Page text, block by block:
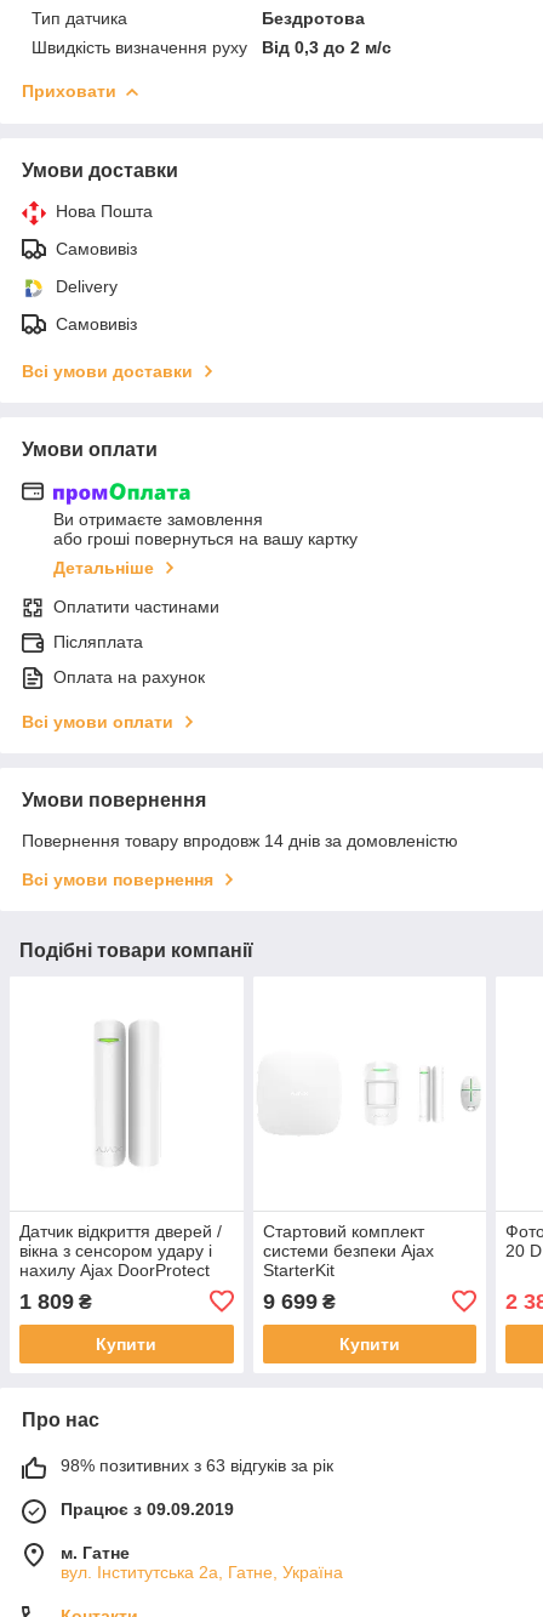
Тип датчика
Бездротова
Швидкість визначення руху
Від 0,3 до 2 м/c
Приховати
Умови доставки
Нова Пошта
Самовивіз
Delivery
Самовивіз
Всі умови доставки
Умови оплати
Ви отримаєте замовлення
або гроші повернуться на вашу картку
Детальніше
Оплатити частинами
Післяплата
Оплата на рахунок
Всі умови оплати
Умови повернення
Повернення товару впродовж 14 днів за домовленістю
Всі умови повернення
Подібні товари компанії
Датчик відкриття дверей /
вікна з сенсором удару і
нахилу Ajax DoorProtect
1 809 ₴
Купити
Стартовий комплект
системи безпеки Ajax
StarterKit
9 699₴
Купити
20 D
2
Про нас
98% позитивних з 63 відгуків за рік
Працює з 09.09.2019
м. Гатне
вул. Інститутська 2а, Гатне, Україна